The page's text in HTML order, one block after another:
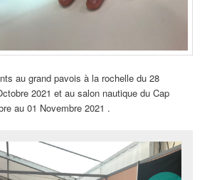
au grand pavois à la rochelle du 28
2021 et au salon nautique du Cap
au 01 Novembre 2021 .